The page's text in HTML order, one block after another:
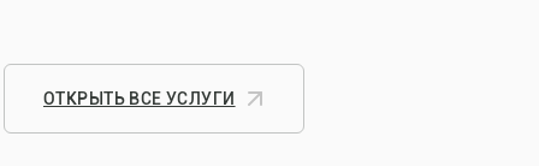
ОТКРЫТЬ ВСЕ УСЛУГИ